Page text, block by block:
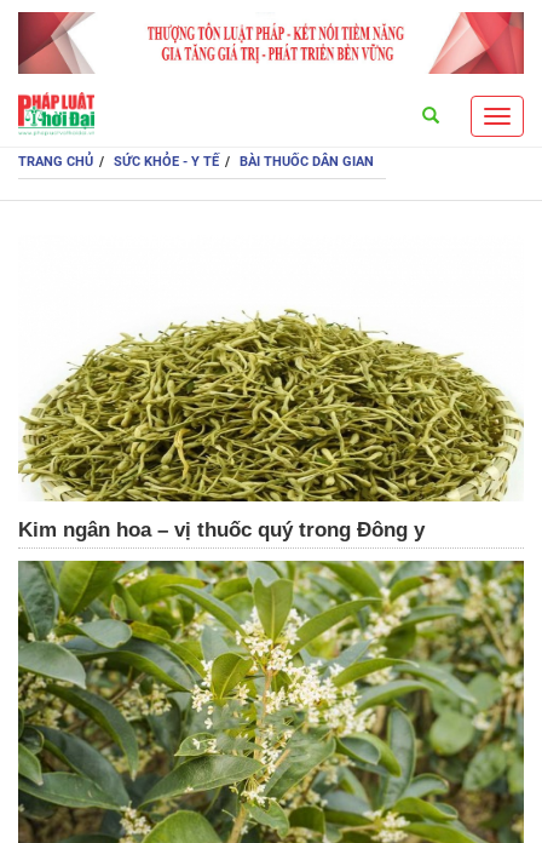
TRANG CHỦ SỨC KHỎE - Y TẾ BÀI THUỐC DÂN GIAN
Kim ngân hoa – vị thuốc quý trong Đông y